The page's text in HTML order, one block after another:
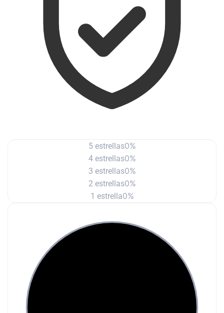
5 estrellas0%
4 estrellas0%
3 estrellas0%
2 estrellas0%
1 estrella0%